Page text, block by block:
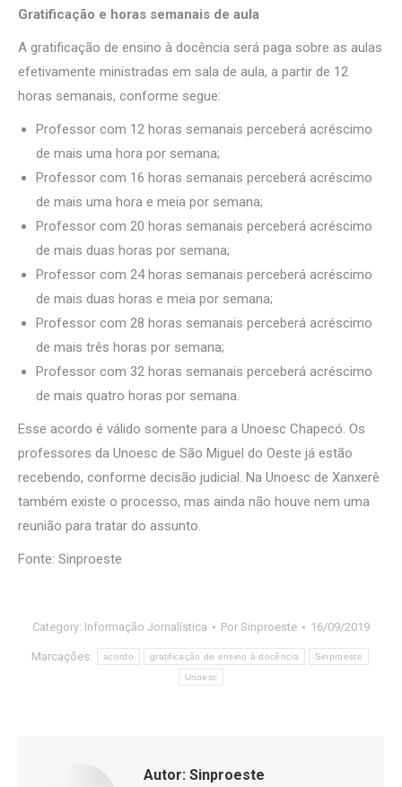
Gratificação e horas semanais de aula
A gratificação de ensino à docência será paga sobre as aulas
efetivamente ministradas em sala de aula, a partir de 12
horas semanais, conforme segue:
Professor com 12 horas semanais perceberá acréscimo
de mais uma hora por semana;
Professor com 16 horas semanais perceberá acréscimo
de mais uma hora e meia por semana;
Professor com 20 horas semanais perceberá acréscimo
de mais duas horas por semana;
Professor com 24 horas semanais perceberá acréscimo
de mais duas horas e meia por semana;
Professor com 28 horas semanais perceberá acréscimo
de mais três horas por semana;
Professor com 32 horas semanais perceberá acréscimo
de mais quatro horas por semana.
Esse acordo é válido somente para a Unoesc Chapecó. Os
professores da Unoesc de São Miguel do Oeste já estão
recebendo, conforme decisão judicial. Na Unoesc de Xanxerê
também existe o processo, mas ainda não houve nem uma
reunião para tratar do assunto.
Fonte: Sinproeste
Category: Informação Jornalística Por Sinproeste 16/09/2019
Marcações: acordo gratificação de ensino à docência Sinproeste
Unoesc
Autor: Sinproeste